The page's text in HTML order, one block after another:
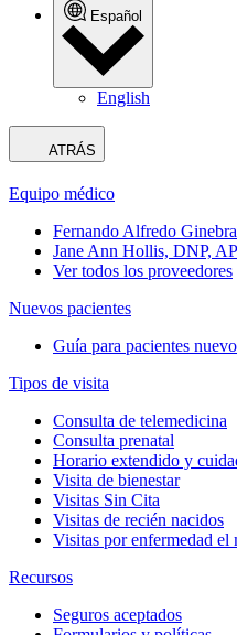
Español
English
ATRÁS
Equipo médico
Fernando Alfredo
Jane Ann Hollis, DNP,
Ver todos los proveedores
Nuevos pacientes
Guía para pacientes
Tipos de visita
Consulta de telemedicina
Consulta prenatal
Horario extendido y
Visita de bienestar
Visitas Sin Cita
Visitas de recién nacidos
Visitas por enfermedad el
Recursos
Seguros aceptados